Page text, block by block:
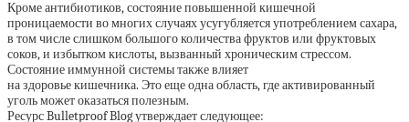
Кроме антибиотиков, состояние повышенной кишечной
проницаемости во многих случаях усугубляется употреблением сахара,
в том числе слишком большого количества фруктов или фруктовых
соков, и избытком кислоты, вызванный хроническим стрессом.
Состояние иммунной системы также влияет
на здоровье кишечника. Это еще одна область, где активированный
уголь может оказаться полезным.
Ресурс Bulletproof Blog утверждает следующее: